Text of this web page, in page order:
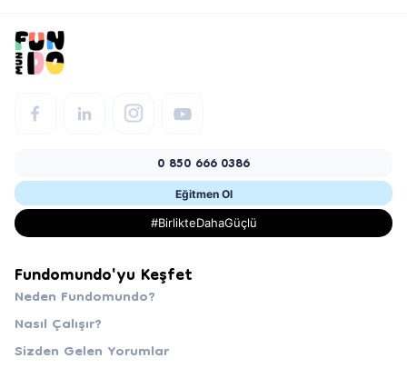
0 850 666 0386
Eğitmen Ol
#BirlikteDahaGüçlü
Fundomundo'yu Keşfet
Neden Fundomundo?
Nasıl Çalışır?
Sizden Gelen Yorumlar